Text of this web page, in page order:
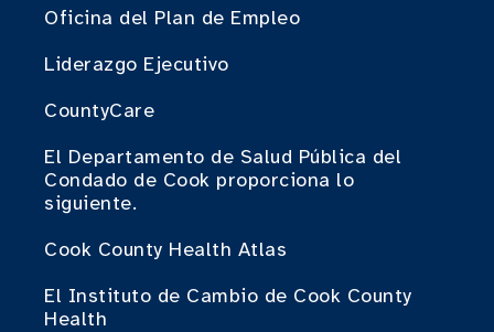
Oficina del Plan de Empleo
Liderazgo Ejecutivo
CountyCare
El Departamento de Salud Pública del
Condado de Cook proporciona lo
siguiente.
Cook County Health Atlas
El Instituto de Cambio de Cook County
Health